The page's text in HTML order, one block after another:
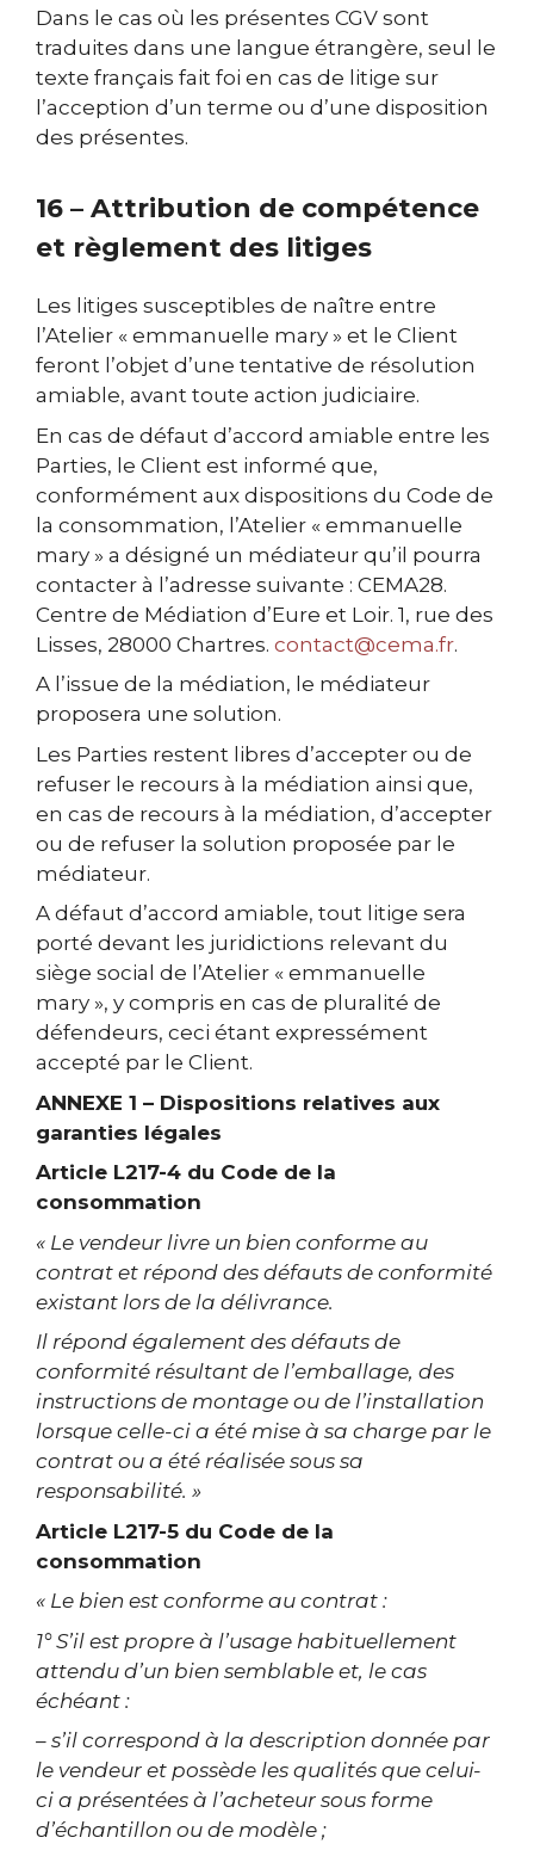
Dans le cas où les présentes CGV sont
traduites dans une langue étrangère, seul le
texte français fait foi en cas de litige sur
l’acception d’un terme ou d’une disposition
des présentes.
16 – Attribution de compétence
et règlement des litiges
Les litiges susceptibles de naître entre
l’Atelier « emmanuelle mary » et le Client
feront l’objet d’une tentative de résolution
amiable, avant toute action judiciaire.
En cas de défaut d’accord amiable entre les
Parties, le Client est informé que,
conformément aux dispositions du Code de
la consommation, l’Atelier « emmanuelle
mary » a désigné un médiateur qu’il pourra
contacter à l’adresse suivante : CEMA28.
Centre de Médiation d’Eure et Loir. 1, rue des
Lisses, 28000 Chartres. contact@cema.fr.
A l’issue de la médiation, le médiateur
proposera une solution.
Les Parties restent libres d’accepter ou de
refuser le recours à la médiation ainsi que,
en cas de recours à la médiation, d’accepter
ou de refuser la solution proposée par le
médiateur.
A défaut d’accord amiable, tout litige sera
porté devant les juridictions relevant du
siège social de l’Atelier « emmanuelle
mary », y compris en cas de pluralité de
défendeurs, ceci étant expressément
accepté par le Client.
ANNEXE 1 – Dispositions relatives aux
garanties légales
Article L217-4 du Code de la
consommation
« Le vendeur livre un bien conforme au
contrat et répond des défauts de conformité
existant lors de la délivrance.
Il répond également des défauts de
conformité résultant de l’emballage, des
instructions de montage ou de l’installation
lorsque celle-ci a été mise à sa charge par le
contrat ou a été réalisée sous sa
responsabilité. »
Article L217-5 du Code de la
consommation
« Le bien est conforme au contrat :
1° S’il est propre à l’usage habituellement
attendu d’un bien semblable et, le cas
échéant :
– s’il correspond à la description donnée par
le vendeur et possède les qualités que celui-
ci a présentées à l’acheteur sous forme
d’échantillon ou de modèle ;